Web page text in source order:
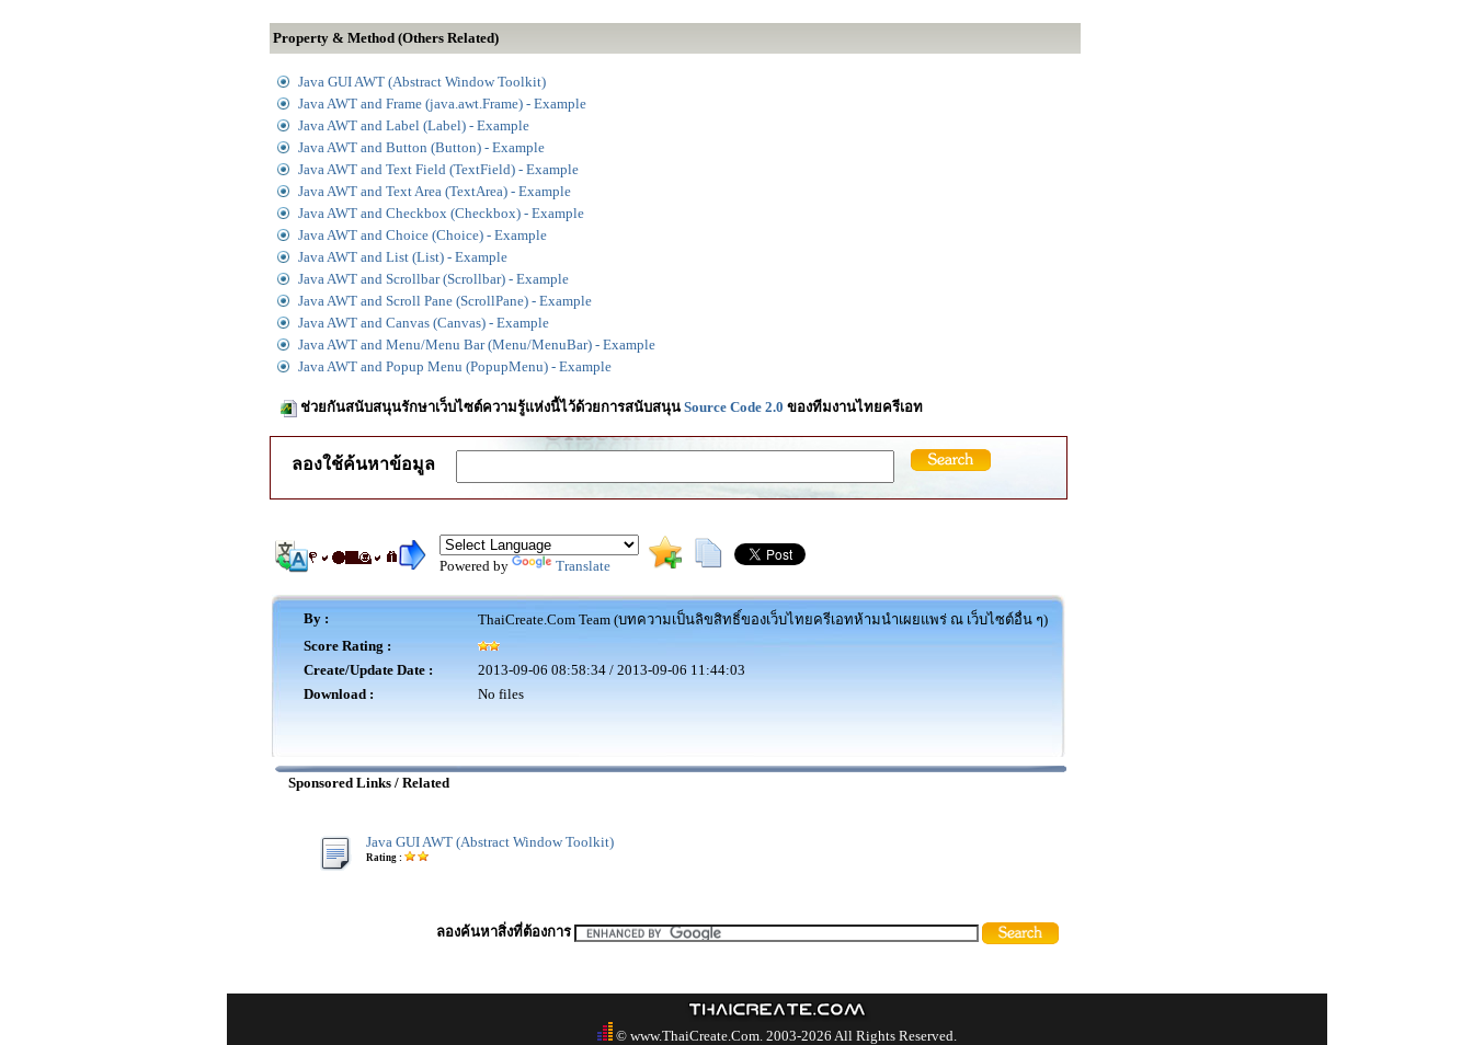
Property & Method (Others Related)
Java GUI AWT (Abstract Window Toolkit)
Java AWT and Frame (java.awt.Frame) - Example
Java AWT and Label (Label) - Example
Java AWT and Button (Button) - Example
Java AWT and Text Field (TextField) - Example
Java AWT and Text Area (TextArea) - Example
Java AWT and Checkbox (Checkbox) - Example
Java AWT and Choice (Choice) - Example
Java AWT and List (List) - Example
Java AWT and Scrollbar (Scrollbar) - Example
Java AWT and Scroll Pane (ScrollPane) - Example
Java AWT and Canvas (Canvas) - Example
Java AWT and Menu/Menu Bar (Menu/MenuBar) - Example
Java AWT and Popup Menu (PopupMenu) - Example
ช่วยกันสนับสนุนรักษาเว็บไซต์ความรู้แห่งนี้ไว้ด้วยการสนับสนุน Source Code 2.0 ของทีมงานไทยครีเอท
ลองใช้ค้นหาข้อมูล
Powered by Translate
By :
ThaiCreate.Com Team (บทความเป็นลิขสิทธิ์ของเว็บไทยครีเอทห้ามนำเผยแพร่ ณ เว็บไซต์อื่น ๆ)
Score Rating :
Create/Update Date :
2013-09-06 08:58:34 / 2013-09-06 11:44:03
Download :
No files
Sponsored Links / Related
Java GUI AWT (Abstract Window Toolkit)
Rating :
ลองค้นหาสิ่งที่ต้องการ
© www.ThaiCreate.Com. 2003-2026 All Rights Reserved.